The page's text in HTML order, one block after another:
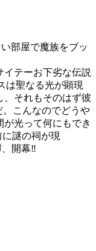
部屋で魔族をブッ
テーお下劣な伝説
は聖なる光が顕現
、それもそのはず彼
。こんなのでどうや
光って何にもでき
謎の祠が現
開幕‼